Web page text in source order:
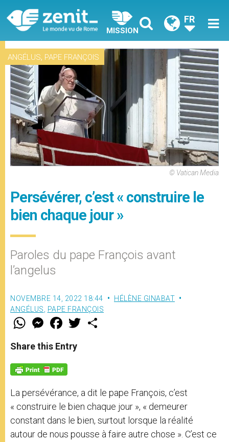
MISSION
FR
ANGÉLUS, PAPE FRANÇOIS
© Vatican Media
Persévérer, c’est « construire le
bien chaque jour »
Paroles du pape François avant
l’angelus
NOVEMBRE 14, 2022 18:44
HÉLÈNE GINABAT
ANGÉLUS
PAPE FRANÇOIS
W
t
s
p
p
M
e
s
e
g
e
F
a
e
b
o
k
w
Share this Entry
La persévérance, a dit le pape François, c’est
« construire le bien chaque jour », « demeurer
constant dans le bien, surtout lorsque la réalité
autour de nous pousse à faire autre chose ». C’est ce